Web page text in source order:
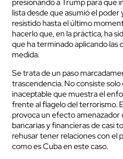
presionando a Trump para que
lista desde que asumió el poder
resistido hasta el último
hacerlo que, en la práctica, ha
que ha terminado aplicando las
medida.
Se trata de un paso
trascendencia. No consiste solo
inaceptable que muestra el
frente al flagelo del terrorismo.
provoca un efecto
bancarias y financieras de casi
rehusar tener relaciones con el
como es Cuba en este caso.